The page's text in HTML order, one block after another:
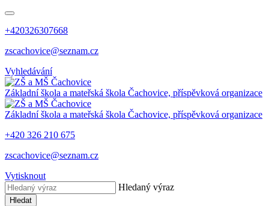
+420326307668
zscachovice@seznam.cz
Vyhledávání
Základní škola a mateřská škola Čachovice, příspěvková organizace
Základní škola a mateřská škola Čachovice, příspěvková organizace
+420 326 210 675
zscachovice@seznam.cz
Vytisknout
Hledaný výraz
Hledat